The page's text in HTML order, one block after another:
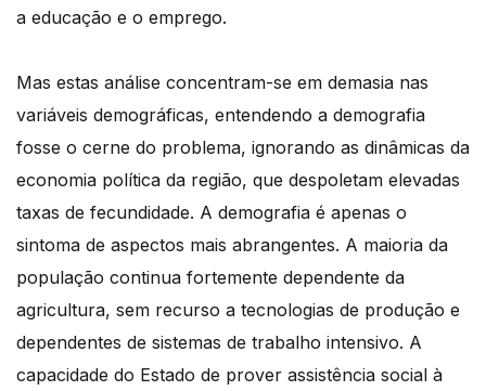
a educação e o emprego.
Mas estas análise concentram-se em demasia nas
variáveis demográficas, entendendo a demografia
fosse o cerne do problema, ignorando as dinâmicas da
economia política da região, que despoletam elevadas
taxas de fecundidade. A demografia é apenas o
sintoma de aspectos mais abrangentes. A maioria da
população continua fortemente dependente da
agricultura, sem recurso a tecnologias de produção e
dependentes de sistemas de trabalho intensivo. A
capacidade do Estado de prover assistência social à